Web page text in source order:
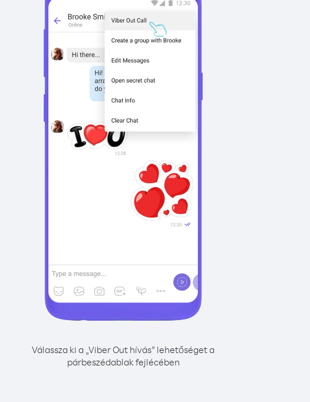
Válassza ki a „Viber Out hívás” lehetőséget a
párbeszédablak fejlécében